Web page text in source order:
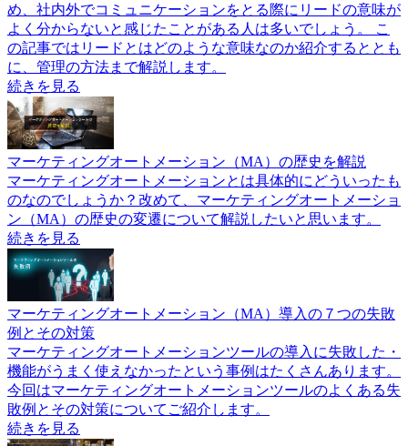
め、社内外でコミュニケーションをとる際にリードの意味が
よく分からないと感じたことがある人は多いでしょう。 こ
の記事ではリードとはどのような意味なのか紹介するととも
に、管理の方法まで解説します。
続きを見る
マーケティングオートメーション（MA）の歴史を解説
マーケティングオートメーションとは具体的にどういったも
のなのでしょうか？改めて、マーケティングオートメーショ
ン（MA）の歴史の変遷について解説したいと思います。
続きを見る
マーケティングオートメーション（MA）導入の７つの失敗
例とその対策
マーケティングオートメーションツールの導入に失敗した・
機能がうまく使えなかったという事例はたくさんあります。
今回はマーケティングオートメーションツールのよくある失
敗例とその対策についてご紹介します。
続きを見る